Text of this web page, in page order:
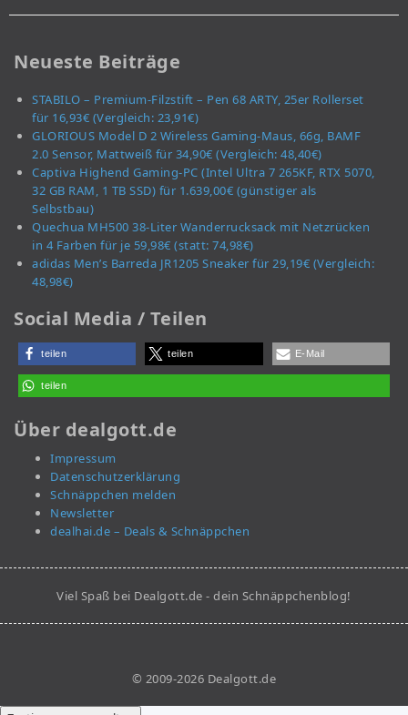
Neueste Beiträge
STABILO – Premium-Filzstift – Pen 68 ARTY, 25er Rollerset
für 16,93€ (Vergleich: 23,91€)
GLORIOUS Model D 2 Wireless Gaming-Maus, 66g, BAMF
2.0 Sensor, Mattweiß für 34,90€ (Vergleich: 48,40€)
Captiva Highend Gaming-PC (Intel Ultra 7 265KF, RTX 5070,
32 GB RAM, 1 TB SSD) für 1.639,00€ (günstiger als
Selbstbau)
Quechua MH500 38-Liter Wanderrucksack mit Netzrücken
in 4 Farben für je 59,98€ (statt: 74,98€)
adidas Men’s Barreda JR1205 Sneaker für 29,19€ (Vergleich:
48,98€)
Social Media / Teilen
teilen teilen E-Mail
teilen
Über dealgott.de
Impressum
Datenschutzerklärung
Schnäppchen melden
Newsletter
dealhai.de – Deals & Schnäppchen
Viel Spaß bei Dealgott.de - dein Schnäppchenblog!
© 2009-2026 Dealgott.de